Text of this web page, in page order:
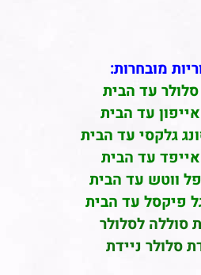
מובחרות:
סלולר עד הבית
עד הבית
גלקסי עד הבית
אייפד עד הבית
ווטש עד הבית
פיקסל עד הבית
סוללה לסלולר
סלולר ניידת